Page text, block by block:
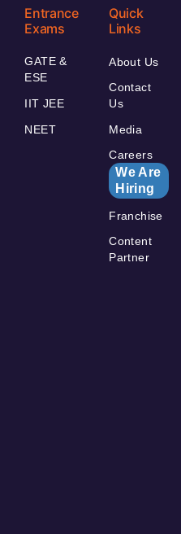
Entrance
Exams
GATE &
ESE
IIT JEE
NEET
Quick
Links
About Us
Contact
Us
Media
Careers
We Are
Hiring
Franchise
Content
Partner